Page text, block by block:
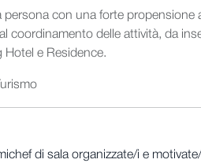
con una forte propensione
coordinamento delle attività, da
e Residence.
Turismo
di sala organizzate/i e